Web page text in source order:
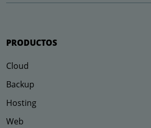
PRODUCTOS
Cloud
Backup
Hosting
Web